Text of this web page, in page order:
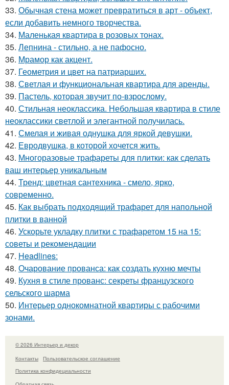
33. Обычная стена может превратиться в арт - объект,
если добавить немного творчества.
34. Маленькая квартира в розовых тонах.
35. Лепнина - стильно, а не пафосно.
36. Мрамор как акцент.
37. Геометрия и цвет на патриарших.
38. Светлая и функциональная квартира для аренды.
39. Пастель, которая звучит по-взрослому.
40. Стильная неоклассика. Небольшая квартира в стиле
неоклассики светлой и элегантной получилась.
41. Смелая и живая однушка для яркой девушки.
42. Евродвушка, в которой хочется жить.
43. Многоразовые трафареты для плитки: как сделать
ваш интерьер уникальным
44. Тренд: цветная сантехника - смело, ярко,
современно.
45. Как выбрать подходящий трафарет для напольной
плитки в ванной
46. Ускорьте укладку плитки с трафаретом 15 на 15:
советы и рекомендации
47. Headlines:
48. Очарование прованса: как создать кухню мечты
49. Кухня в стиле прованс: секреты французского
сельского шарма
50. Интерьер однокомнатной квартиры с рабочими
зонами.
© 2026 Интерьер и декор
Контакты
Пользовательское соглашение
Политика конфидециальности